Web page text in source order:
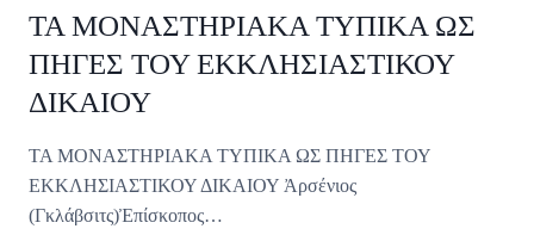
ЈЕДАН
СЛИКАР
ΤΑ ΜΟΝΑΣΤΗΡΙΑΚΑ ΤΥΠΙΚΑ ΩΣ
ΠΗΓΕΣ ΤΟΥ ΕΚΚΛΗΣΙΑΣΤΙΚΟΥ
ΔΙΚΑΙΟΥ
ΤΑ ΜΟΝΑΣΤΗΡΙΑΚΑ ΤΥΠΙΚΑ ΩΣ ΠΗΓΕΣ ΤΟΥ
ΕΚΚΛΗΣΙΑΣΤΙΚΟΥ ΔΙΚΑΙΟΥ Ἀρσένιος
(Γκλάβσιτς)Ἐπίσκοπος…